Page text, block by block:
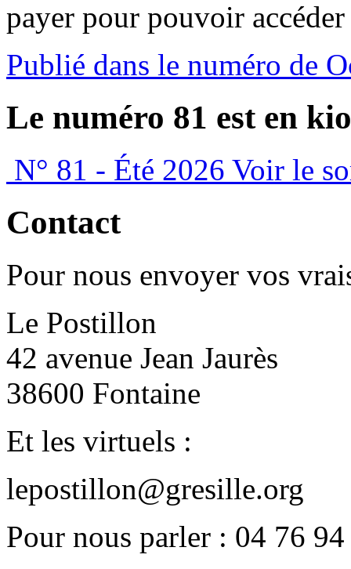
payer pour pouvoir
Publié dans le numéro de
Le numéro 81 est en
N° 81 - Été 2026 Voir le
Contact
Pour nous envoyer vos
Le Postillon
42 avenue Jean Jaurès
38600 Fontaine
Et les virtuels :
lepostillon@gresille.org
Pour nous parler : 04 76